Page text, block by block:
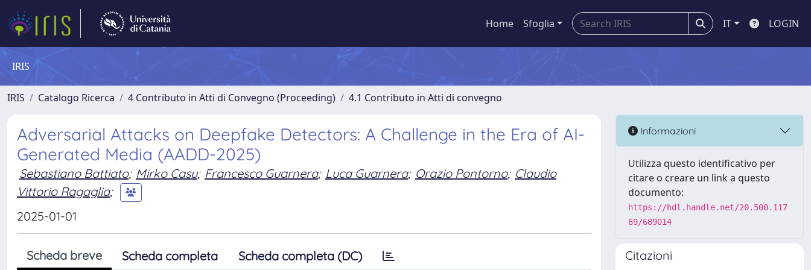
Home Sfoglia IT LOGIN
IRIS
IRIS Catalogo Ricerca 4 Contributo in Atti di Convegno (Proceeding) 4.1 Contributo in Atti di convegno
Adversarial Attacks on Deepfake Detectors: A Challenge in the Era of AI-
Generated Media (AADD-2025)
Sebastiano Battiato; Mirko Casu; Francesco Guarnera; Luca Guarnera; Orazio Pontorno; Claudio
Vittorio Ragaglia;
2025-01-01
Scheda breve Scheda completa Scheda completa (DC)
Informazioni
Utilizza questo identificativo per
citare o creare un link a questo
documento:
https://hdl.handle.net/20.500.117
69/689014
Citazioni